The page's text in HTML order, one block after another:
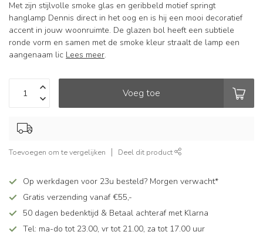
Met zijn stijlvolle smoke glas en geribbeld motief springt
hanglamp Dennis direct in het oog en is hij een mooi decoratief
accent in jouw woonruimte. De glazen bol heeft een subtiele
ronde vorm en samen met de smoke kleur straalt de lamp een
aangenaam lic Lees meer.
Voeg toe
Toevoegen om te vergelijken Deel dit product
Op werkdagen voor 23u besteld? Morgen verwacht*
Gratis verzending vanaf €55,-
50 dagen bedenktijd & Betaal achteraf met Klarna
Tel: ma-do tot 23.00, vr tot 21.00, za tot 17.00 uur